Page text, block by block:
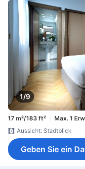
1/9
17 m²/183 ft² Max. 1
Aussicht: Stadtblick
Geben Sie ein